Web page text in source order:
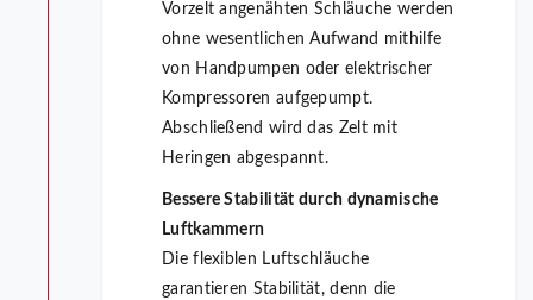
Vorzelt angenähten Schläuche werden
ohne wesentlichen Aufwand mithilfe
von Handpumpen oder elektrischer
Kompressoren aufgepumpt.
Abschließend wird das Zelt mit
Heringen abgespannt.
Bessere Stabilität durch dynamische
Luftkammern
Die flexiblen Luftschläuche
garantieren Stabilität, denn die